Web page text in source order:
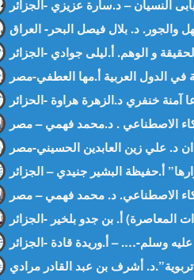
أشرف بن عبد القادر مرادي